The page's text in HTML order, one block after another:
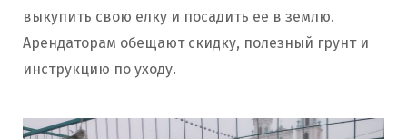
выкупить свою елку и посадить ее в землю.
Арендаторам обещают скидку, полезный грунт и
инструкцию по уходу.